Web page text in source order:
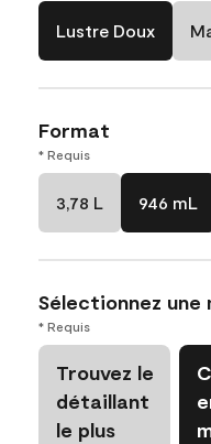
Lustre Doux
Format
* Requis
3,78 L 946 mL
Sélectionnez une
* Requis
Trouvez le
détaillant
le plus